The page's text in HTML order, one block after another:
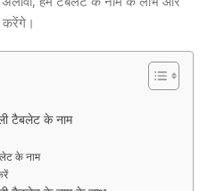
करेंगे।
टैबलेट के नाम
के नाम